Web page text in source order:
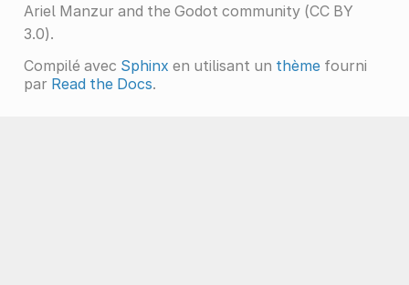
Ariel Manzur and the Godot community (CC BY
3.0).
Compilé avec Sphinx en utilisant un thèmefourni
par Read the Docs.